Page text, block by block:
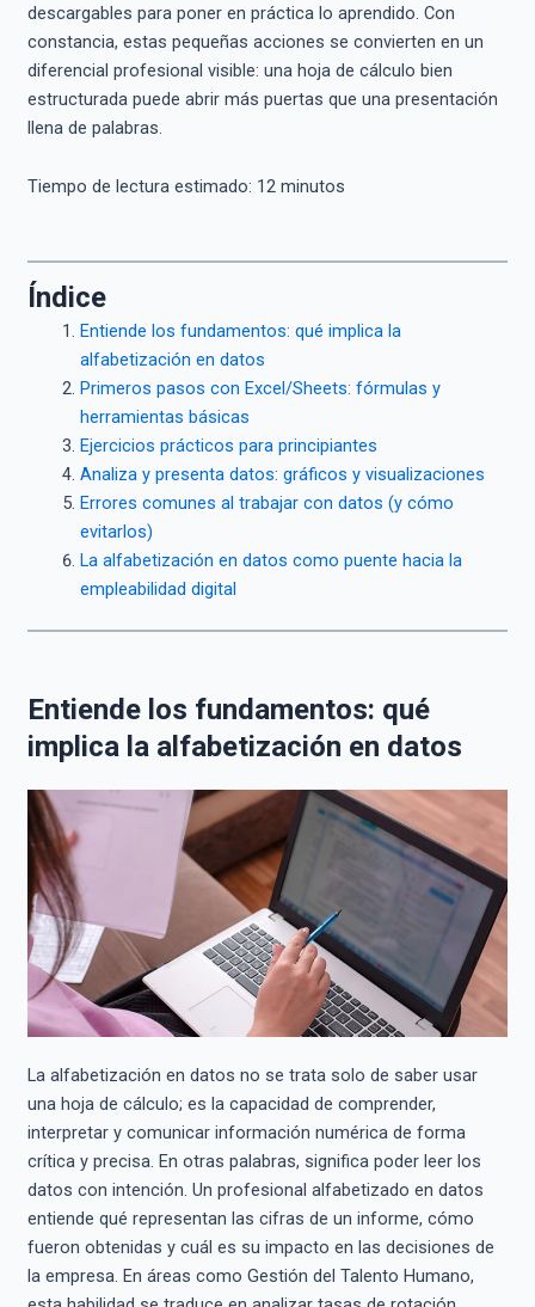
descargables para poner en práctica lo aprendido. Con
constancia, estas pequeñas acciones se convierten en un
diferencial profesional visible: una hoja de cálculo bien
estructurada puede abrir más puertas que una presentación
llena de palabras.
Tiempo de lectura estimado: 12minutos
Índice
Entiende los fundamentos: qué implica la
alfabetización en datos
Primeros pasos con Excel/Sheets: fórmulas y
herramientas básicas
Ejercicios prácticos para principiantes
Analiza y presenta datos: gráficos y visualizaciones
Errores comunes al trabajar con datos (y cómo
evitarlos)
La alfabetización en datos como puente hacia la
empleabilidad digital
Entiende los fundamentos: qué
implica la alfabetización en datos
La alfabetización en datos no se trata solo de saber usar
una hoja de cálculo; es la capacidad de comprender,
interpretar y comunicar información numérica de forma
crítica y precisa. En otras palabras, significa poder leer los
datos con intención. Un profesional alfabetizado en datos
entiende qué representan las cifras de un informe, cómo
fueron obtenidas y cuál es su impacto en las decisiones de
la empresa. En áreas como Gestión del Talento Humano,